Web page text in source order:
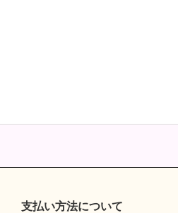
支払い方法について